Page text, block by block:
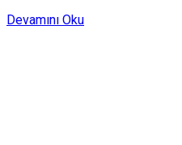
Devamını Oku